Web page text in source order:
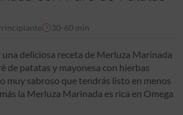
30-60 min
deliciosa receta de Merluza Marinada
de patatas y mayonesa con hierbas
muy sabroso que tendrás listo en menos
la Merluza Marinada es rica en Omega